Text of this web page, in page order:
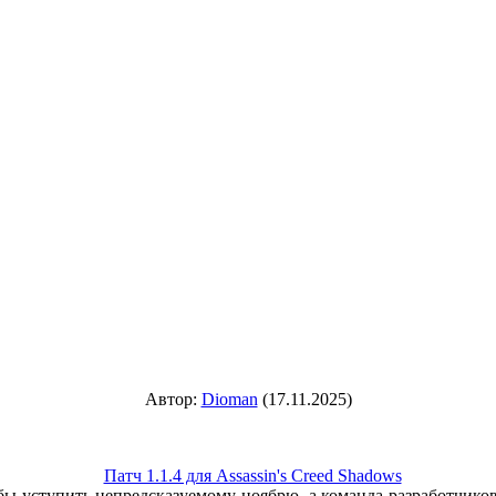
Автор: Dioman (17.11.2025)
Патч 1.1.4 для Assassin's Creed Shadows